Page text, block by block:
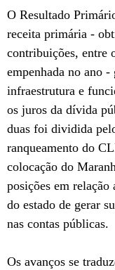
O Resultado
receita primária -
contribuições, entre
empenhada no ano -
infraestrutura e
os juros da dívida
duas foi dividida
ranqueamento do
colocação do
posições em relação
do estado de gerar
nas contas públicas.
Os avanços se